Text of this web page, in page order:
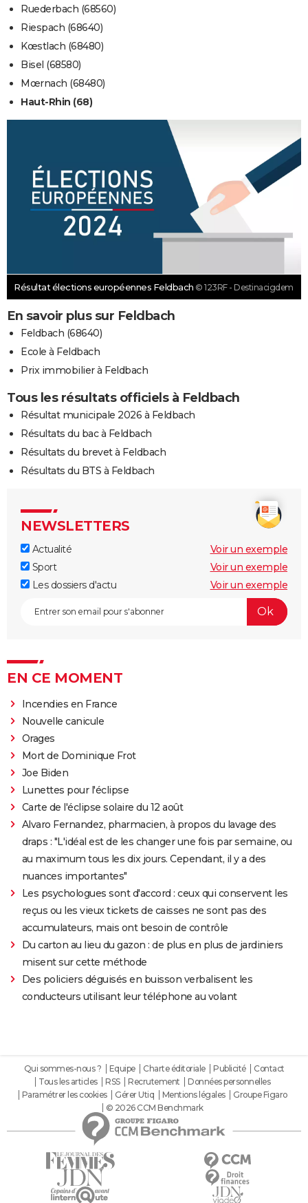
Ruederbach (68560)
Riespach (68640)
Kœstlach (68480)
Bisel (68580)
Mœrnach (68480)
Haut-Rhin (68)
Résultat élections européennes Feldbach © 123RF - Destinacigdem
En savoir plus sur Feldbach
Feldbach (68640)
Ecole à Feldbach
Prix immobilier à Feldbach
Tous les résultats officiels à Feldbach
Résultat municipale 2026 à Feldbach
Résultats du bac à Feldbach
Résultats du brevet à Feldbach
Résultats du BTS à Feldbach
NEWSLETTERS
Actualité
Voir un exemple
Sport
Voir un exemple
Les dossiers d'actu
Voir un exemple
EN CE MOMENT
Incendies en France
Nouvelle canicule
Orages
Mort de Dominique Frot
Joe Biden
Lunettes pour l'éclipse
Carte de l'éclipse solaire du 12 août
Alvaro Fernandez, pharmacien, à propos du lavage des
draps : "L'idéal est de les changer une fois par semaine, ou
au maximum tous les dix jours. Cependant, il y a des
nuances importantes"
Les psychologues sont d'accord : ceux qui conservent les
reçus ou les vieux tickets de caisses ne sont pas des
accumulateurs, mais ont besoin de contrôle
Du carton au lieu du gazon : de plus en plus de jardiniers
misent sur cette méthode
Des policiers déguisés en buisson verbalisent les
conducteurs utilisant leur téléphone au volant
Qui sommes-nous ? Equipe Charte éditoriale Publicité
Contact
Tous les articles
RSS Recrutement
Données personnelles
Paramétrer les cookies
Gérer Utiq Mentions légales
Groupe Figaro
© 2026 CCM Benchmark